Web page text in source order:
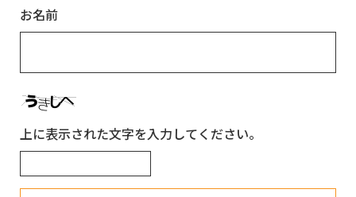
お名前
上に表示された文字を入力してください。